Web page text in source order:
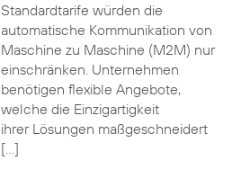
Standardtarife würden die
automatische Kommunikation von
Maschine zu Maschine (M2M) nur
einschränken. Unternehmen
benötigen flexible Angebote,
welche die Einzigartigkeit
ihrer Lösungen maßgeschneidert
[…]